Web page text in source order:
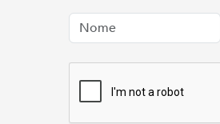
Nome
Email